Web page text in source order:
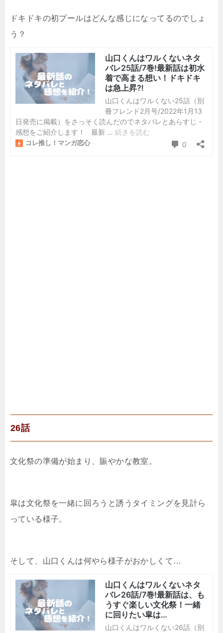
ドキドキの初プールはどんな感じになってるのでしょ
う？
26話
文化祭の準備が始まり、賑やかな教室。
皐は文化祭を一緒に回ろうと誘うタイミングを見計ら
っている様子。
そして、山口くんは何やら様子がおかしくて…